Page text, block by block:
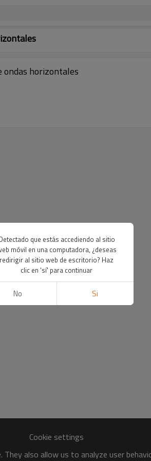
ondas horizontales
Cookie settings
also allow us to analyze user
que estás accediendo al sitio
móvil en una computadora, ¿deseas
redirigir al sitio web de escritorio? Haz
clic en 'sí' para continuar
No Si